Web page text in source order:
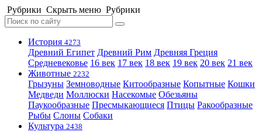
Рубрики Скрыть меню Рубрики
История 4273
Древний Египет Древний Рим Древняя Греция
Средневековье 16 век 17 век 18 век 19 век 20 век 21 век
Животные 2232
Грызуны Земноводные Китообразные Копытные Кошки
Медведи Моллюски Насекомые Обезьяны
Паукообразные Пресмыкающиеся Птицы Ракообразные
Рыбы Слоны Собаки
Культура 2438